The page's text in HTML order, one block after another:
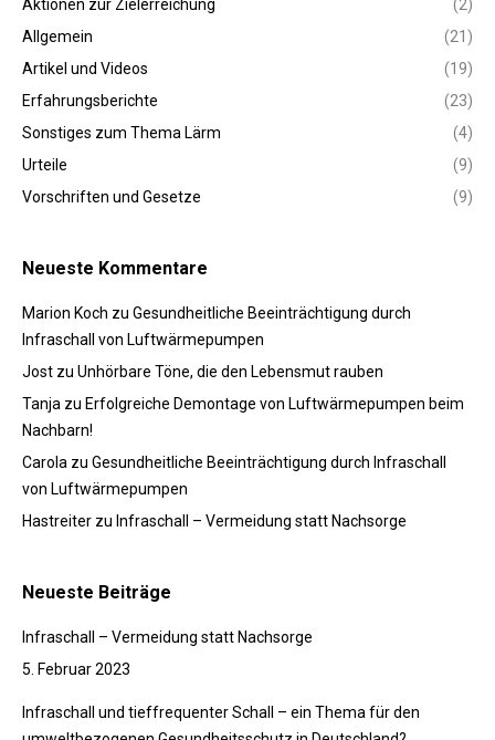
Aktionen zur Zielerreichung
(2)
Allgemein
(21)
Artikel und Videos
(19)
Erfahrungsberichte
(23)
Sonstiges zum Thema Lärm
(4)
Urteile
(9)
Vorschriften und Gesetze
(9)
Neueste Kommentare
Marion Koch zu Gesundheitliche Beeinträchtigung durch
Infraschall von Luftwärmepumpen
Jost zu Unhörbare Töne, die den Lebensmut rauben
Tanja zu Erfolgreiche Demontage von Luftwärmepumpen beim
Nachbarn!
Carola zu Gesundheitliche Beeinträchtigung durch Infraschall
von Luftwärmepumpen
Hastreiter zu Infraschall – Vermeidung statt Nachsorge
Neueste Beiträge
Infraschall – Vermeidung statt Nachsorge
5. Februar 2023
Infraschall und tieffrequenter Schall – ein Thema für den